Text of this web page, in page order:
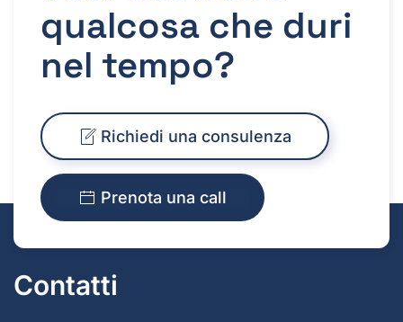
qualcosa che duri
nel tempo?
Richiedi una consulenza
Prenota una call
Contatti